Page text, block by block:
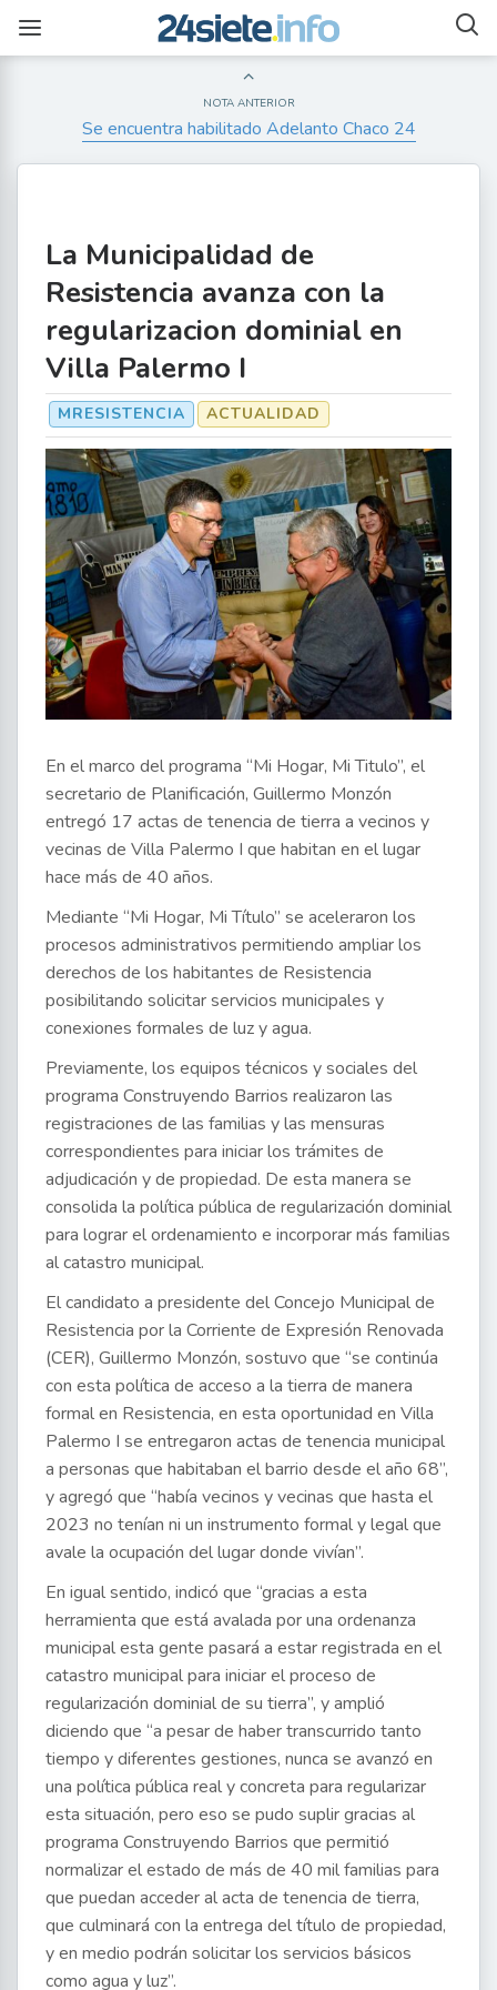
NOTA ANTERIOR
Se encuentra habilitado Adelanto Chaco 24
La Municipalidad de
Resistencia avanza con la
regularizacion dominial en
Villa Palermo I
MRESISTENCIA ACTUALIDAD
En el marco del programa “Mi Hogar, Mi Titulo”, el
secretario de Planificación, Guillermo Monzón
entregó 17 actas de tenencia de tierra a vecinos y
vecinas de Villa Palermo I que habitan en el lugar
hace más de 40 años.
Mediante “Mi Hogar, Mi Título” se aceleraron los
procesos administrativos permitiendo ampliar los
derechos de los habitantes de Resistencia
posibilitando solicitar servicios municipales y
conexiones formales de luz y agua.
Previamente, los equipos técnicos y sociales del
programa Construyendo Barrios realizaron las
registraciones de las familias y las mensuras
correspondientes para iniciar los trámites de
adjudicación y de propiedad. De esta manera se
consolida la política pública de regularización dominial
para lograr el ordenamiento e incorporar más familias
al catastro municipal.
El candidato a presidente del Concejo Municipal de
Resistencia por la Corriente de Expresión Renovada
(CER), Guillermo Monzón, sostuvo que “se continúa
con esta política de acceso a la tierra de manera
formal en Resistencia, en esta oportunidad en Villa
Palermo I se entregaron actas de tenencia municipal
a personas que habitaban el barrio desde el año 68”,
y agregó que “había vecinos y vecinas que hasta el
2023 no tenían ni un instrumento formal y legal que
avale la ocupación del lugar donde vivían”.
En igual sentido, indicó que “gracias a esta
herramienta que está avalada por una ordenanza
municipal esta gente pasará a estar registrada en el
catastro municipal para iniciar el proceso de
regularización dominial de su tierra”, y amplió
diciendo que “a pesar de haber transcurrido tanto
tiempo y diferentes gestiones, nunca se avanzó en
una política pública real y concreta para regularizar
esta situación, pero eso se pudo suplir gracias al
programa Construyendo Barrios que permitió
normalizar el estado de más de 40 mil familias para
que puedan acceder al acta de tenencia de tierra,
que culminará con la entrega del título de propiedad,
y en medio podrán solicitar los servicios básicos
como agua y luz”.